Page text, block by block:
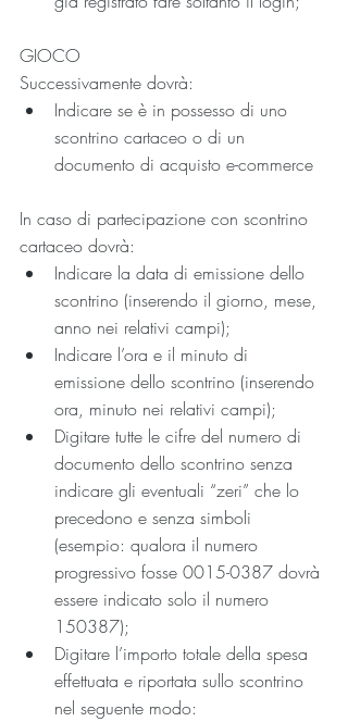
GIOCO
Successivamente dovrà:
Indicare se è in possesso di uno
scontrino cartaceo o di un
documento di acquisto e-commerce
In caso di partecipazione con scontrino
cartaceo dovrà:
Indicare la data di emissione dello
scontrino (inserendo il giorno, mese,
anno nei relativi campi);
Indicare l’ora e il minuto di
emissione dello scontrino (inserendo
ora, minuto nei relativi campi);
Digitare tutte le cifre del numero di
documento dello scontrino senza
indicare gli eventuali “zeri” che lo
precedono e senza simboli
(esempio: qualora il numero
progressivo fosse 0015-0387 dovrà
essere indicato solo il numero
150387);
Digitare l’importo totale della spesa
effettuata e riportata sullo scontrino
nel seguente modo: